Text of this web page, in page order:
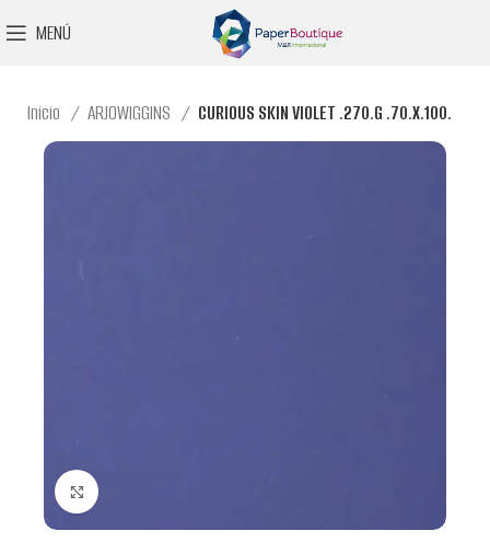
MENÚ
Inicio ARJOWIGGINS CURIOUS SKIN VIOLET .270.G .70.X.100.